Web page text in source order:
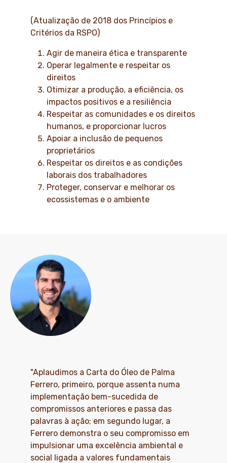
(Atualização de 2018 dos Princípios e
Critérios da RSPO)
Agir de maneira ética e transparente
Operar legalmente e respeitar os
direitos
Otimizar a produção, a eficiência, os
impactos positivos e a resiliência
Respeitar as comunidades e os direitos
humanos, e proporcionar lucros
Apoiar a inclusão de pequenos
proprietários
Respeitar os direitos e as condições
laborais dos trabalhadores
Proteger, conservar e melhorar os
ecossistemas e o ambiente
"Aplaudimos a Carta do Óleo de Palma
Ferrero, primeiro, porque assenta numa
implementação bem-sucedida de
compromissos anteriores e passa das
palavras à ação; em segundo lugar, a
Ferrero demonstra o seu compromisso em
impulsionar uma excelência ambiental e
social ligada a valores fundamentais